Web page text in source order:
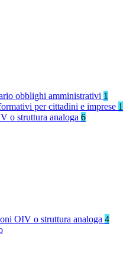
obblighi amministrativi 1
per cittadini e imprese 1
o struttura analoga 6
OIV o struttura analoga 4